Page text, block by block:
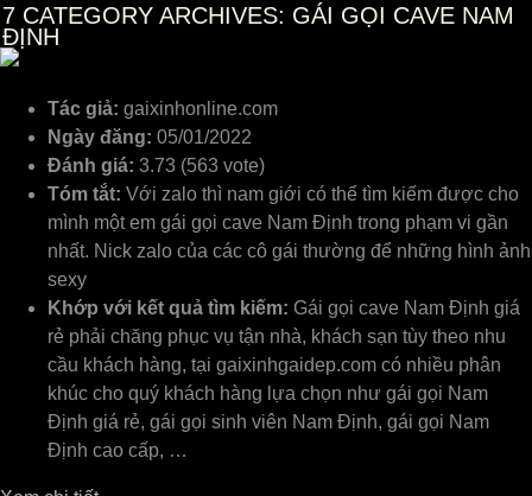
7 CATEGORY ARCHIVES: GÁI GỌI CAVE NAM
ĐỊNH
Tác giả: gaixinhonline.com
Ngày đăng: 05/01/2022
Đánh giá: 3.73 (563 vote)
Tóm tắt: Với zalo thì nam giới có thể tìm kiếm được cho
mình một em gái gọi cave Nam Định trong phạm vi gần
nhất. Nick zalo của các cô gái thường để những hình ảnh
sexy
Khớp với kết quả tìm kiếm: Gái gọi cave Nam Định giá
rẻ phải chăng phục vụ tận nhà, khách sạn tùy theo nhu
cầu khách hàng, tại gaixinhgaidep.com có nhiều phân
khúc cho quý khách hàng lựa chọn như gái gọi Nam
Định giá rẻ, gái gọi sinh viên Nam Định, gái gọi Nam
Định cao cấp, …